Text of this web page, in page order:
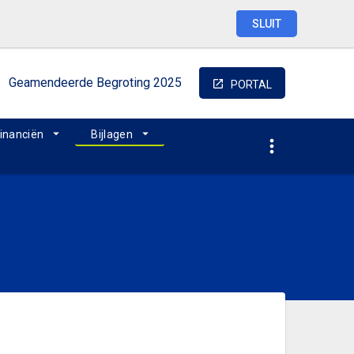
SLUIT
Geamendeerde Begroting 2025 PORTAL
Bijlagen